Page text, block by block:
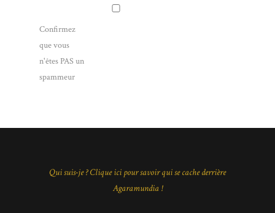
Confirmez
que vous
n'êtes PAS un
spammeur
Qui suis-je ? Clique ici pour savoir qui se cache derrière
Agaramundia !